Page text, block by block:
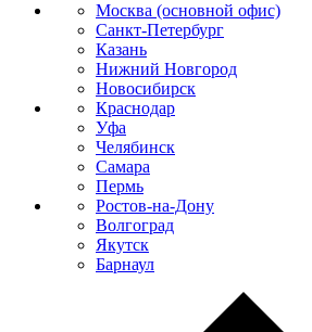
Москва (основной офис)
Санкт-Петербург
Казань
Нижний Новгород
Новосибирск
Краснодар
Уфа
Челябинск
Самара
Пермь
Ростов-на-Дону
Волгоград
Якутск
Барнаул